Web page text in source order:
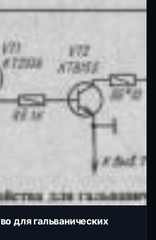
для гальванических